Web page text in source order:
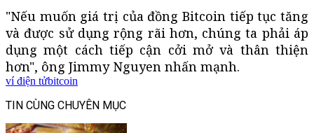
"Nếu muốn giá trị của đồng Bitcoin tiếp tục tăng
và được sử dụng rộng rãi hơn, chúng ta phải áp
dụng một cách tiếp cận cởi mở và thân thiện
hơn", ông Jimmy Nguyen nhấn mạnh.
ví điện tửbitcoin
TIN CÙNG CHUYÊN MỤC